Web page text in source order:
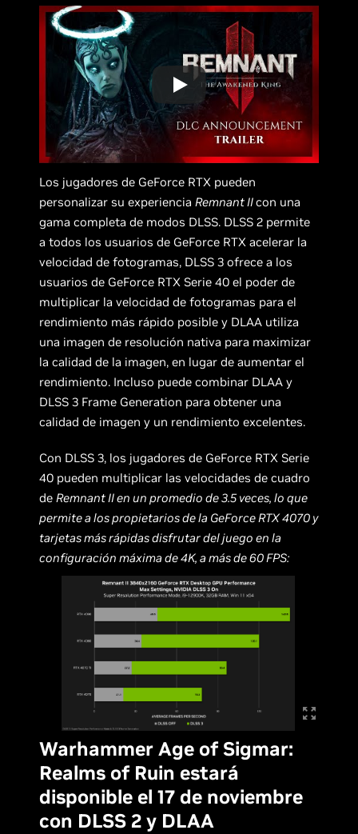
Los jugadores de GeForce RTX pueden
personalizar su experienciaRemnant IIcon una
gama completa de modos DLSS. DLSS 2 permite
a todos los usuarios de GeForce RTX acelerar la
velocidad de fotogramas, DLSS 3 ofrece a los
usuarios de GeForce RTX Serie 40 el poder de
multiplicar la velocidad de fotogramas para el
rendimiento más rápido posible y DLAA utiliza
una imagen de resolución nativa para maximizar
la calidad de la imagen, en lugar de aumentar el
rendimiento. Incluso puede combinar DLAA y
DLSS 3 Frame Generation para obtener una
calidad de imagen y un rendimiento excelentes.
Con DLSS 3, los jugadores de GeForce RTX Serie
40 pueden multiplicar las velocidades de cuadro
deRemnant II en un promedio de 3.5 veces, lo que
permite a los propietarios de la GeForce RTX 4070 y
tarjetas más rápidas disfrutar del juego en la
configuración máxima de 4K, a más de 60 FPS:
Warhammer Age of Sigmar:
Realms of Ruin estará
disponible el 17 de noviembre
con DLSS 2 y DLAA